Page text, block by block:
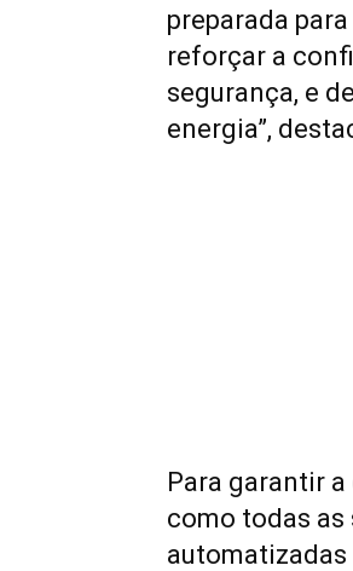
preparada
reforçar a
segurança, e
energia”,
Para garantir
como todas as